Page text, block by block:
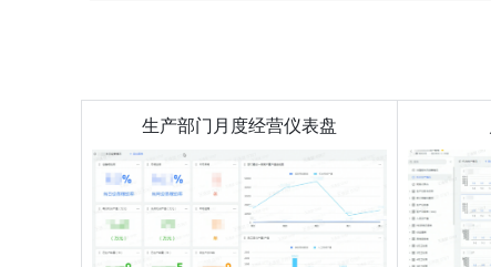
生产部门月度经营仪表盘